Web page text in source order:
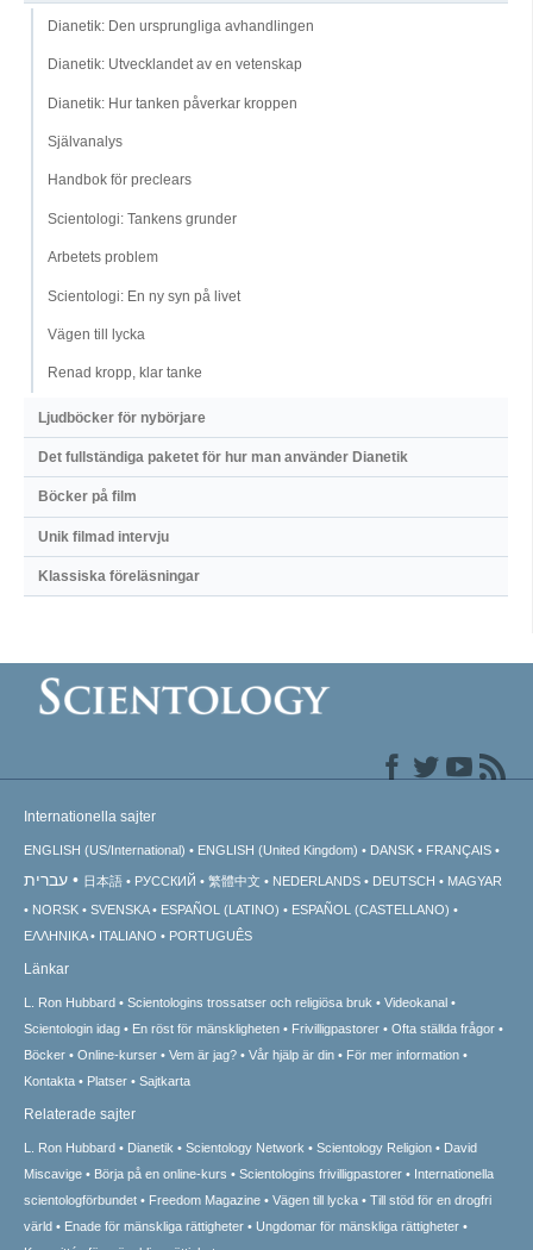
Dianetik: Den ursprungliga avhandlingen
Dianetik: Utvecklandet av en vetenskap
Dianetik: Hur tanken påverkar kroppen
Självanalys
Handbok för preclears
Scientologi: Tankens grunder
Arbetets problem
Scientologi: En ny syn på livet
Vägen till lycka
Renad kropp, klar tanke
Ljudböcker för nybörjare
Det fullständiga paketet för hur man använder Dianetik
Böcker på film
Unik filmad intervju
Klassiska föreläsningar
Internationella sajter
ENGLISH (US/International) ENGLISH (United Kingdom) DANSK FRANÇAIS
עברית 日本語 РУССКИЙ 繁體中文 NEDERLANDS DEUTSCH
MAGYAR
NORSK
SVENSKA ESPAÑOL (LATINO)
ESPAÑOL (CASTELLANO)
ΕΛΛΗΝΙΚA
ITALIANO PORTUGUÊS
Länkar
L. Ron Hubbard Scientologins trossatser och religiösa bruk
Videokanal
Scientologin idag
En röst för mänskligheten Frivilligpastorer
Ofta ställda frågor
Böcker
Online-kurser Vem är jag? Vår hjälp är din
För mer information
Kontakta
Platser Sajtkarta
Relaterade sajter
L. Ron Hubbard Dianetik Scientology Network Scientology Religion
David
Miscavige
Börja på en online-kurs Scientologins frivilligpastorer
Internationella
scientologförbundet
Freedom Magazine Vägen till lycka
Till stöd för en drogfri
värld
Enade för mänskliga rättigheter
Ungdomar för mänskliga rättigheter